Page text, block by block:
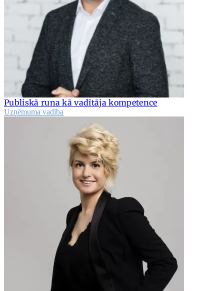
Publiskā runa kā vadītāja kompetence
Uzņēmuma vadība